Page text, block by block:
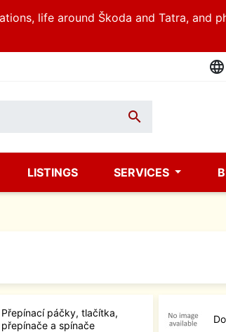
life around Škoda and Tatra, and
language

LISTINGS SERVICES
Přepínací páčky, tlačítka,
přepínače a spínače